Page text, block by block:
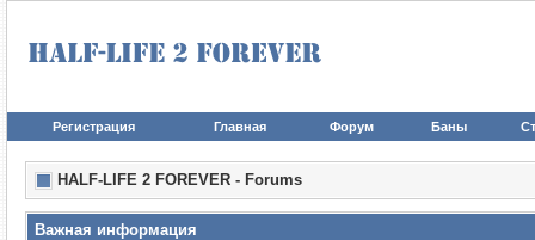
Регистрация Главная Форум Баны
HALF-LIFE 2 FOREVER - Forums
Важная информация